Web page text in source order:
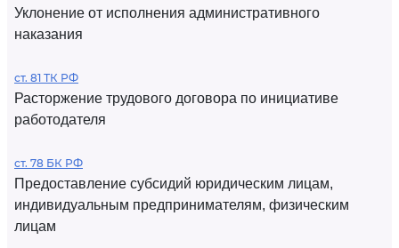
Уклонение от исполнения административного
наказания
ст. 81 ТК РФ
Расторжение трудового договора по инициативе
работодателя
ст. 78 БК РФ
Предоставление субсидий юридическим лицам,
индивидуальным предпринимателям, физическим
лицам